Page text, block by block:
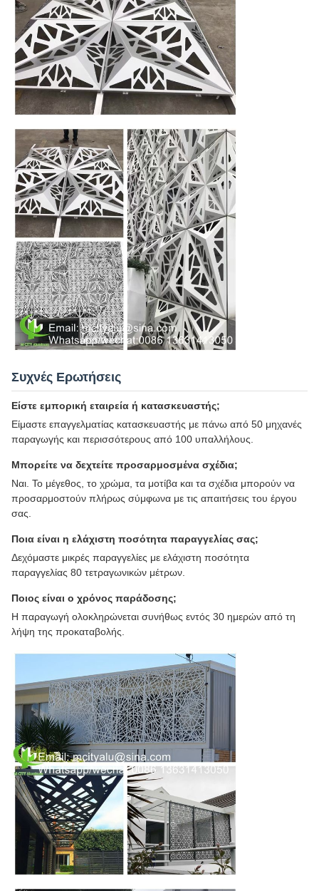
Συχνές Ερωτήσεις
Είστε εμπορική εταιρεία ή κατασκευαστής;
Είμαστε επαγγελματίας κατασκευαστής με πάνω από 50 μηχανές
παραγωγής και περισσότερους από 100 υπαλλήλους.
Μπορείτε να δεχτείτε προσαρμοσμένα σχέδια;
Ναι. Το μέγεθος, το χρώμα, τα μοτίβα και τα σχέδια μπορούν να
προσαρμοστούν πλήρως σύμφωνα με τις απαιτήσεις του έργου
σας.
Ποια είναι η ελάχιστη ποσότητα παραγγελίας σας;
Δεχόμαστε μικρές παραγγελίες με ελάχιστη ποσότητα
παραγγελίας 80 τετραγωνικών μέτρων.
Ποιος είναι ο χρόνος παράδοσης;
Η παραγωγή ολοκληρώνεται συνήθως εντός 30 ημερών από τη
λήψη της προκαταβολής.